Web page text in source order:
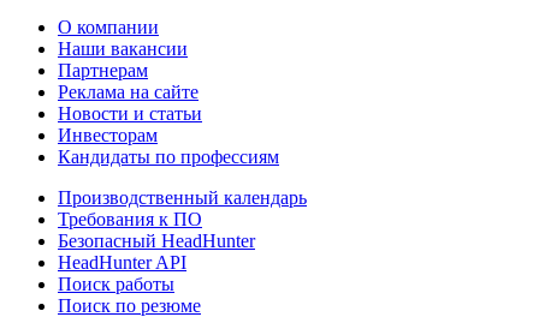
О компании
Наши вакансии
Партнерам
Реклама на сайте
Новости и статьи
Инвесторам
Кандидаты по профессиям
Производственный календарь
Требования к ПО
Безопасный HeadHunter
HeadHunter API
Поиск работы
Поиск по резюме